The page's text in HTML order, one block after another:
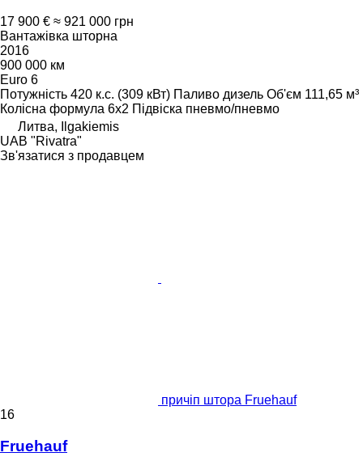
17 900 € ≈ 921 000 грн
Вантажівка шторна
2016
900 000 км
Euro 6
Потужність 420 к.с. (309 кВт) Паливо дизель Об'єм 111,65 м³
Колісна формула 6x2 Підвіска пневмо/пневмо
Литва, Ilgakiemis
UAB "Rivatra"
Зв'язатися з продавцем
причіп штора Fruehauf
16
Fruehauf